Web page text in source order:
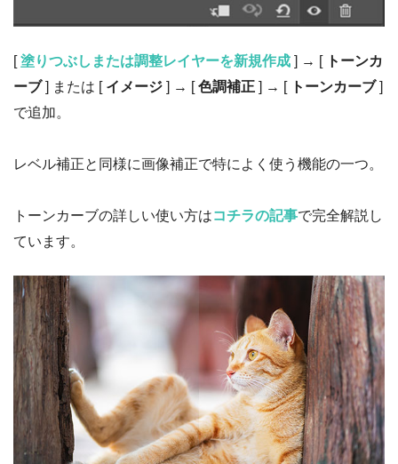
[塗りつぶしまたは調整レイヤーを新規作成 ] → [ トーンカ
ーブ] または [ イメージ ] → [色調補正 ] → [ トーンカーブ]
で追加。
レベル補正と同様に画像補正で特によく使う機能の一つ。
トーンカーブの詳しい使い方はコチラの記事で完全解説し
ています。